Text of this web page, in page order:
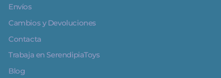
Envíos
Cambios y Devoluciones
Contacta
Trabaja en SerendipiaToys
Blog